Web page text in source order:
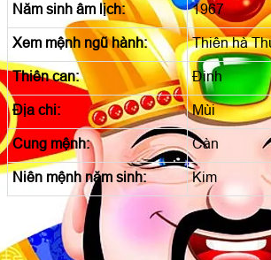
Năm sinh âm lịch: 1967
Xem mệnh ngũ hành: Thiên hà
Thiên can: Đinh
Địa chi: Mùi
Cung mệnh: Càn
Niên mệnh năm sinh: Kim